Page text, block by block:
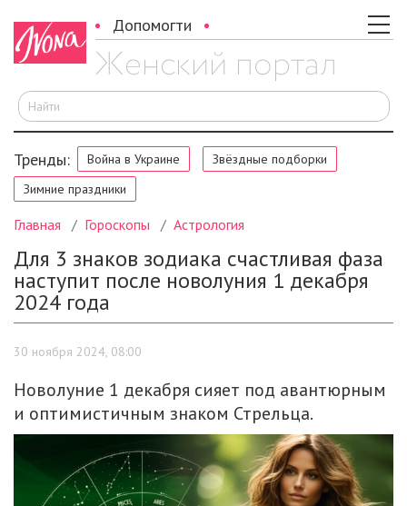
Допомогти
Тренды: Война в Украине
Звёздные подборки
Зимние праздники
Главная Гороскопы Астрология
Для 3 знаков зодиака счастливая фаза
наступит после новолуния 1 декабря
2024 года
30 ноября 2024, 08:00
Новолуние 1 декабря сияет под авантюрным
и оптимистичным знаком Стрельца.